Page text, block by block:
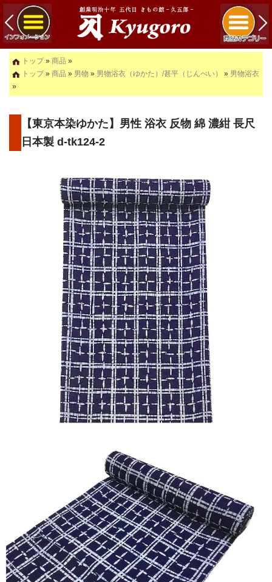
トップ» 商品 »
トップ» 商品 » 男物 » 男物浴衣（ゆかた）/甚平（じんべい） » 男物浴衣
»
【東京本染ゆかた】男性 浴衣 反物 綿 濃紺 長尺
日本製 d-tk124-2